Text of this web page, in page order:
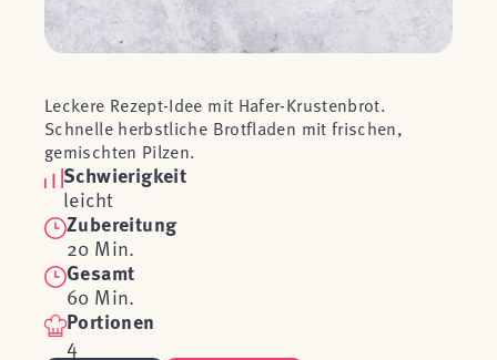
Leckere Rezept-Idee mit Hafer-Krustenbrot.
Schnelle herbstliche Brotfladen mit frischen,
gemischten Pilzen.
Schwierigkeit
leicht
Zubereitung
20 Min.
Gesamt
60 Min.
Portionen
4